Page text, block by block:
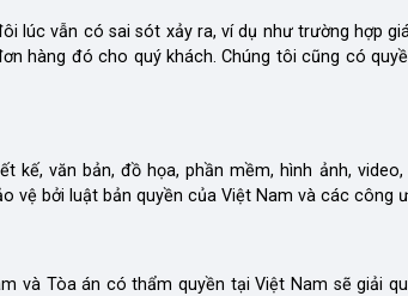
lúc vẫn có sai sót xảy ra, ví dụ như trường hợp
hàng đó cho quý khách. Chúng tôi cũng có
văn bản, đồ họa, phần mềm, hình ảnh,
bởi luật bản quyền của Việt Nam và các công
và Tòa án có thẩm quyền tại Việt Nam sẽ giải